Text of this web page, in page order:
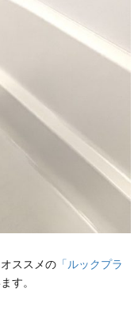
ススメの「ルックプラ
す。